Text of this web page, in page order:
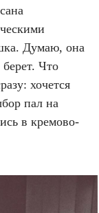
Думаю, она
берет. Что
хочется
пал на
в кремово-